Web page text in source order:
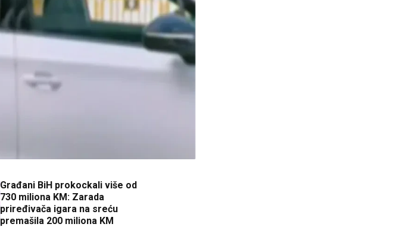
Građani BiH prokockali više od
730 miliona KM: Zarada
priređivača igara na sreću
premašila 200 miliona KM